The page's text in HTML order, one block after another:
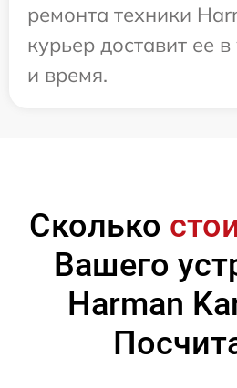
ремонта техники
курьер доставит ее
и время.
Сколько
Вашего
Harman